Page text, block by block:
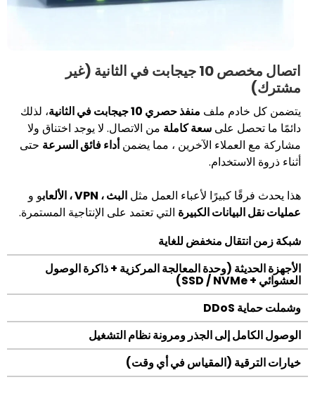
منخفض للغاية
(وحدة المعالجة المركزية + ذاكرة الوصول
إلى الجذر ومرونة نظام التشغيل
(المقياس في أي وقت)
اتصال مخصص 10 جيجابت في الثانية (غير
ملفمنفذ حصري 10 جيجابت في الثانية
، لذلك
علىسعة كاملةمن الاتصال. لا يوجد اختناق ولا
الآخرين ، مما يضمنأداء فائق السرعةحتى
لأعباء العمل مثلالبث ، VPN ، الألعاب
و و
الكبيرةالتي تعتمد على الإنتاجية المستمرة.